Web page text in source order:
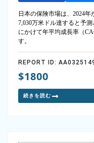
日本の保険市場は、2024年
7,030万米ドル達すると予
にかけて年平均成長率（
す。
REPORT ID:
$1800
続きを読む